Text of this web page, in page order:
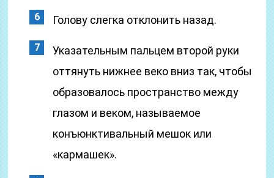
Голову слегка отклонить назад.
Указательным пальцем второй руки
оттянуть нижнее веко вниз так, чтобы
образовалось пространство между
глазом и веком, называемое
конъюнктивальный мешок или
«кармашек».